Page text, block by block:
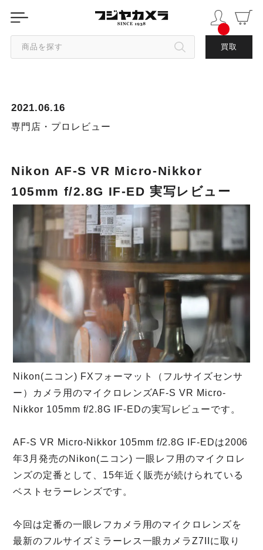
商品を探す 買取
2021.06.16
専門店・プロレビュー
Nikon AF-S VR Micro-Nikkor
105mm f/2.8G IF-ED 実写レビュー
Nikon(ニコン) FXフォーマット（フルサイズセンサ
ー）カメラ用のマイクロレンズAF-S VR Micro-
Nikkor 105mm f/2.8G IF-EDの実写レビューです。
AF-S VR Micro-Nikkor 105mm f/2.8G IF-EDは2006
年3月発売のNikon(ニコン) 一眼レフ用のマイクロレ
ンズの定番として、15年近く販売が続けられている
ベストセラーレンズです。
今回は定番の一眼レフカメラ用のマイクロレンズを
最新のフルサイズミラーレス一眼カメラZ7IIに取り